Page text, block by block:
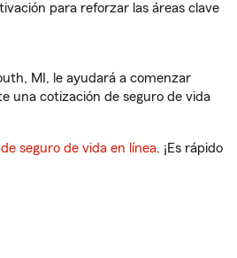
para reforzar las áreas clave
MI, le ayudará a comenzar
una cotización de seguro de vida
seguro de vida en línea. ¡Es rápido